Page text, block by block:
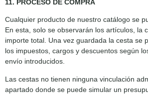
11. PROCESO DE COMPRA
Cualquier producto de nuestro catálogo se
En esta, solo se observarán los artículos, la
importe total. Una vez guardada la cesta se
los impuestos, cargos y descuentos según
envío introducidos.
Las cestas no tienen ninguna vinculación
apartado donde se puede simular un